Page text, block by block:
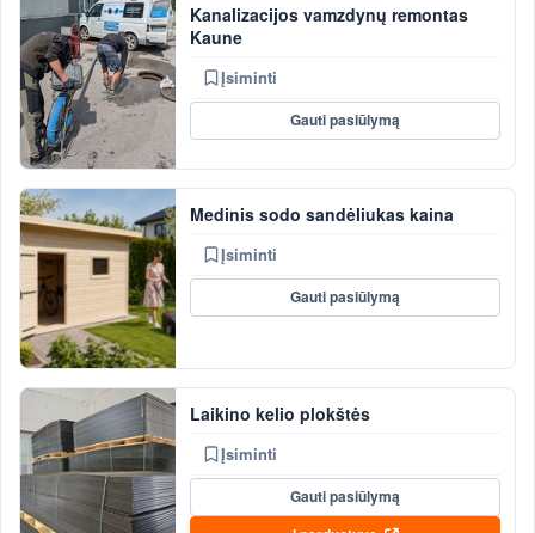
Kanalizacijos vamzdynų remontas
Kaune
Įsiminti
Gauti pasiūlymą
Medinis sodo sandėliukas kaina
Įsiminti
Gauti pasiūlymą
Laikino kelio plokštės
Įsiminti
Gauti pasiūlymą